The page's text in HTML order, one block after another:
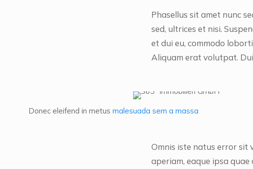
Phasellus sit amet nunc
sed, ultrices et nisi.
et dui eu, commodo
Aliquam erat volutpat.
Donec eleifend in metus malesuada sem a massa
Omnis iste natus error sit
aperiam, eaque ipsa